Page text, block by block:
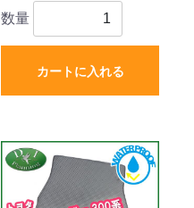
数量
カートに入れる